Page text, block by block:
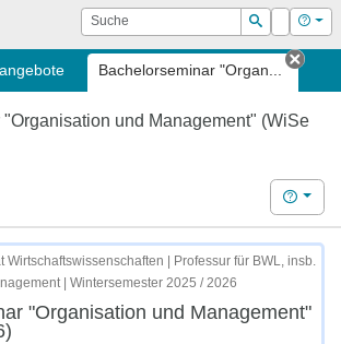
Suche
Suchen
Login Hilfe
Bachelorseminar "Organ...
Tab
und Management" (WiSe
Hilfe
Wirtschaftswissenschaften | Professur für BWL, insb.
| Wintersemester 2025 / 2026
"Organisation und Management"